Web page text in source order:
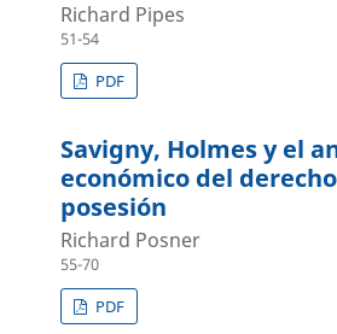
Richard Pipes
51-54
PDF
Savigny, Holmes y el
económico del
posesión
Richard Posner
55-70
PDF